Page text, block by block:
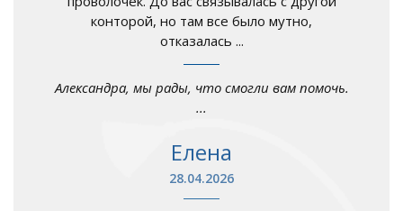
конторой, но там все было мутно,
отказалась ...
Александра, мы рады, что смогли вам помочь.
...
Елена
28.04.2026